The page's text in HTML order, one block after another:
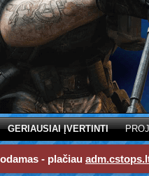
GERIAUSIAI ĮVERTINTI
- plačiau